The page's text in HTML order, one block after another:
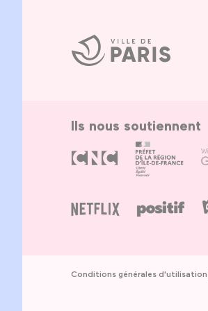
Ville
de
Paris
Ils nous soutiennent
Conditions générales d'utilisation